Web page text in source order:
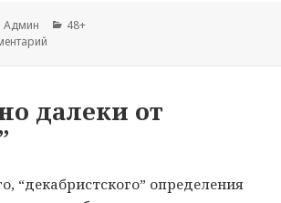
Автор
Админ Рубрики
48+
далеки от
“декабристского” определения